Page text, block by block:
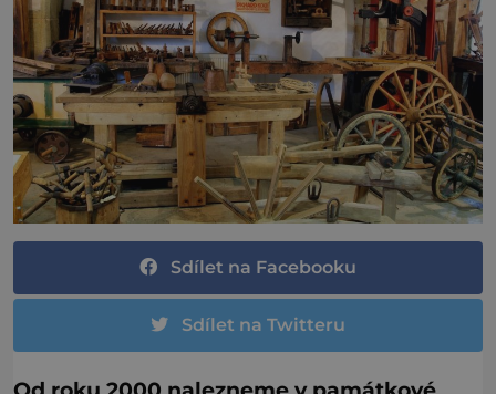
Sdílet na Facebooku
Sdílet na Twitteru